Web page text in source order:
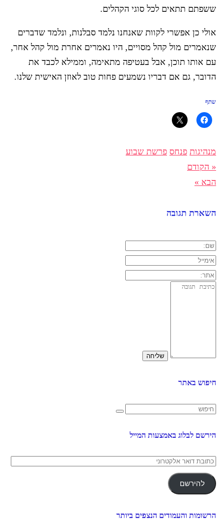
ששפתם תתאים לכל סוגי הקהלים.
אולי כן אפשרי לקוות שאנחנו נלמד סבלנות, ונלמד שדברים
שנאמרים מול קהל מסויים, היו נאמרים אחרת מול קהל אחר,
עם אותו תוכן, אבל בעטיפה מתאימה, וממילא לכבד את
הדובר, גם אם דבריו נשמעים פחות טוב לאוזן האישית שלנו.
שתף
מנהיגות פנחס פרשת שבוע
« הקודם
הבא »
השארת תגובה
חיפוש באתר
הירשם לבלוג באמצעות המייל
כתובת
אלקטרוני
להירשם
הרשומות והעמודים הנצפים ביותר